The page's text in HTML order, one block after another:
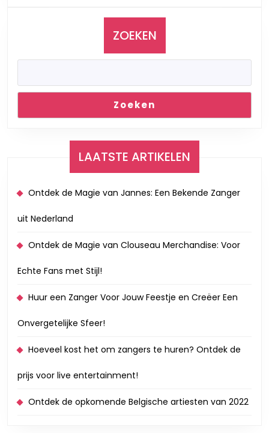
Klanken
ZOEKEN
Zoeken
LAATSTE ARTIKELEN
Ontdek de Magie van Jannes: Een Bekende Zanger
uit Nederland
Ontdek de Magie van Clouseau Merchandise: Voor
Echte Fans met Stijl!
Huur een Zanger Voor Jouw Feestje en Creëer Een
Onvergetelijke Sfeer!
Hoeveel kost het om zangers te huren? Ontdek de
prijs voor live entertainment!
Ontdek de opkomende Belgische artiesten van 2022